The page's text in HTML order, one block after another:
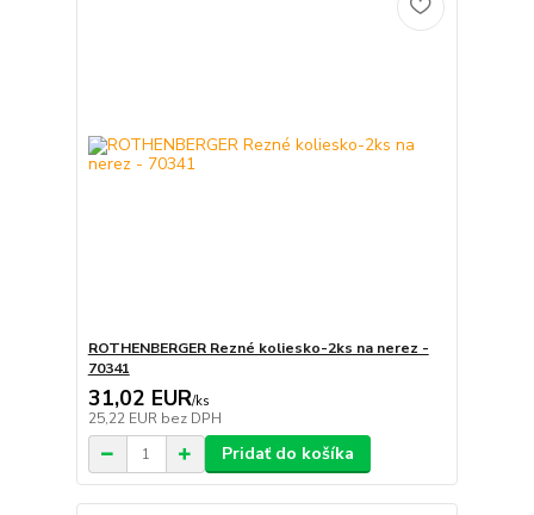
ROTHENBERGER Rezné koliesko-2ks na nerez -
70341
31,02 EUR/ks
25,22 EUR bez DPH
Pridať do košíka